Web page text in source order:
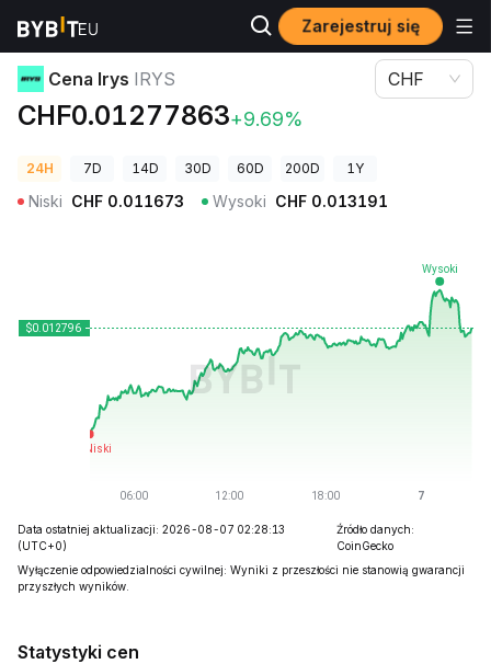
Zarejestruj się
Ceny kryptowalut
Cena Irys IRYS
CHF0.01277863+9.69%
CHF
24H 7D 14D 30D 60D 200D 1Y
Niski CHF 0.011673 Wysoki CHF 0.013191
Data ostatniej aktualizacji: 2026-08-07 02:28:13
(UTC+0)
Źródło danych:
CoinGecko
Wyłączenie odpowiedzialności cywilnej: Wyniki z przeszłości nie stanowią gwarancji
przyszłych wyników.
Statystyki cen